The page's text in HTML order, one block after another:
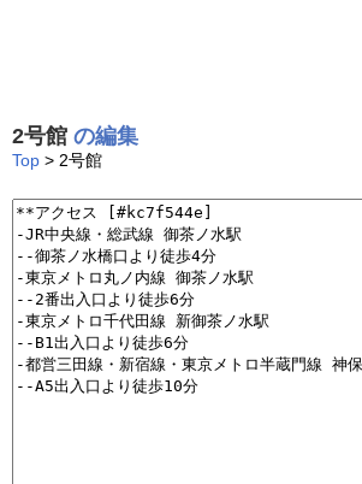
2号館 の編集
Top > 2号館